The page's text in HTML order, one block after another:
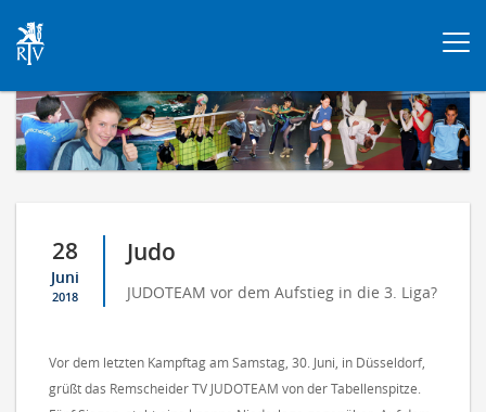
28
Juni
2018
Judo
JUDOTEAM vor dem Aufstieg in die 3. Liga?
Vor dem letzten Kampftag am Samstag, 30. Juni, in Düsseldorf,
grüßt das Remscheider TV JUDOTEAM von der Tabellenspitze.